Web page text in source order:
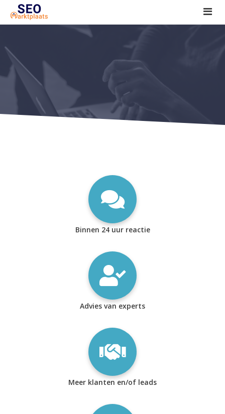
SEO tools reviews
Marketeer bij jou in de buurt?
Offerte
1. Seo voor beginners +
2. Onderzoeken +
Binnen 24 uur reactie
Advies van experts
Meer klanten en/of leads